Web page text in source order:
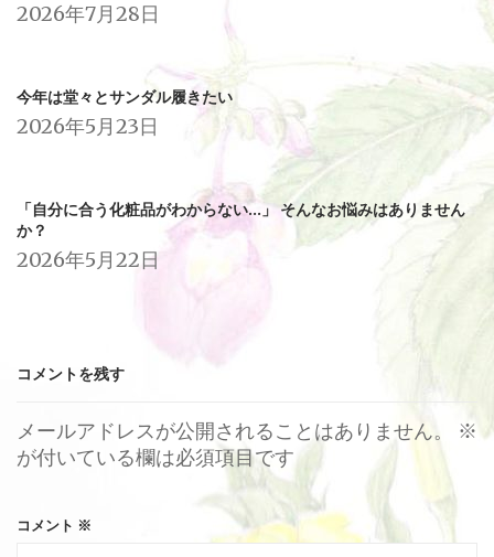
2026年7月28日
今年は堂々とサンダル履きたい
2026年5月23日
「自分に合う化粧品がわからない…」 そんなお悩みはありません
か？
2026年5月22日
コメントを残す
メールアドレスが公開されることはありません。
※
が付いている欄は必須項目です
コメント ※